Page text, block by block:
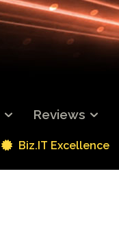
Reviews
Biz.IT Excellence